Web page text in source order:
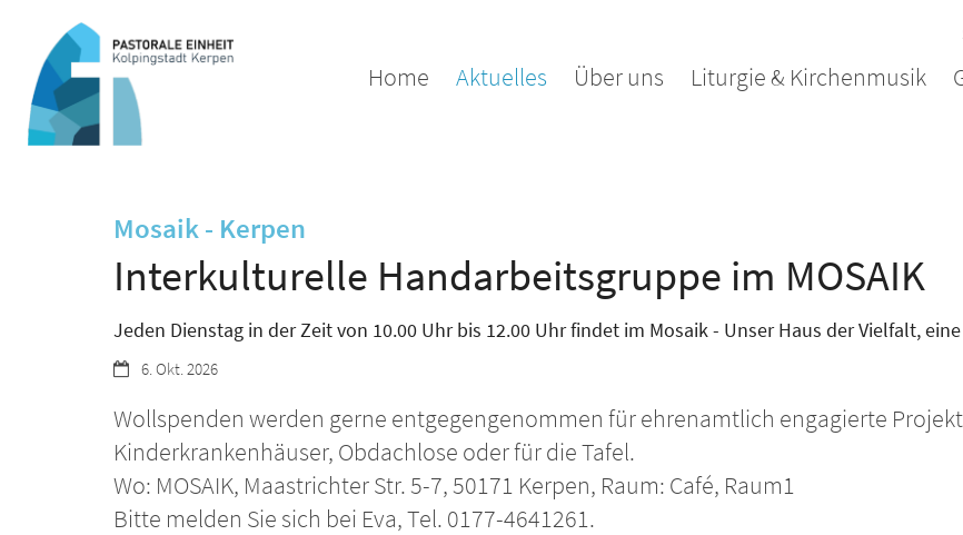
Zum Inhalt springen
Home Aktuelles Über uns Liturgie & Kirchenmusik
Mosaik - Kerpen
Interkulturelle Handarbeitsgruppe im MOSAIK
Jeden Dienstag in der Zeit von 10.00 Uhr bis 12.00 Uhr findet im Mosaik - Unser Haus der Vielfalt,
Datum:6. Okt. 2026
Wollspenden werden gerne entgegengenommen für ehrenamtlich engagierte
Kinderkrankenhäuser, Obdachlose oder für die Tafel.
Wo: MOSAIK, Maastrichter Str. 5-7, 50171 Kerpen, Raum: Café, Raum1
Bitte melden Sie sich bei Eva, Tel. 0177-4641261.